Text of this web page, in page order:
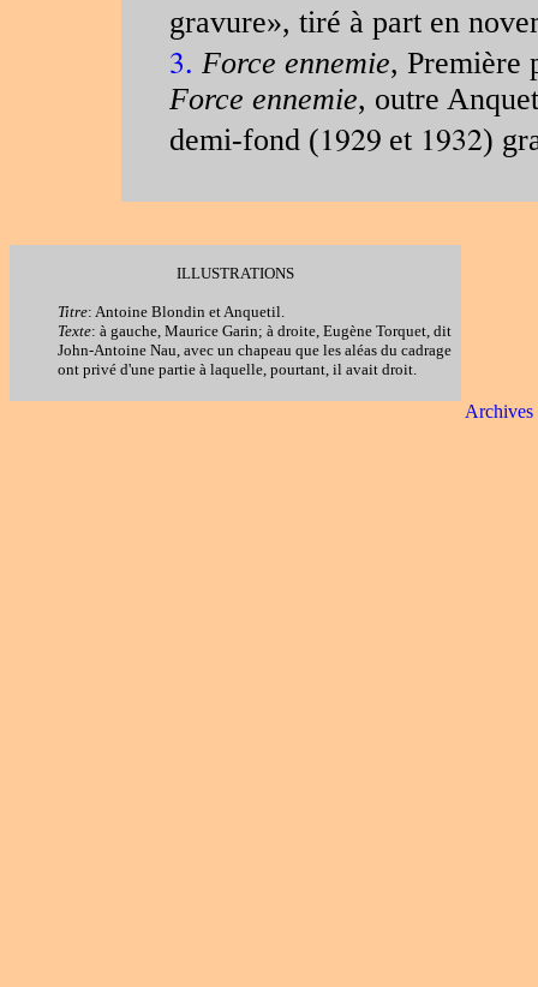
gravure», tiré à part en
3. Force ennemie, Première
Force ennemie, outre
demi-fond (1929 et 1932)
ILLUSTRATIONS
Titre: Antoine Blondin et Anquetil.
Texte: à gauche, Maurice Garin; à droite, Eugène Torquet, dit
John-Antoine Nau, avec un chapeau que les aléas du cadrage
ont privé d'une partie à laquelle, pourtant, il avait droit.
Archives